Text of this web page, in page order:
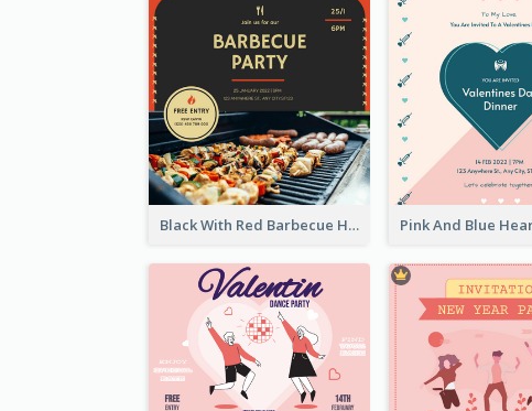
Black With Red Barbecue Housewarming Invitation